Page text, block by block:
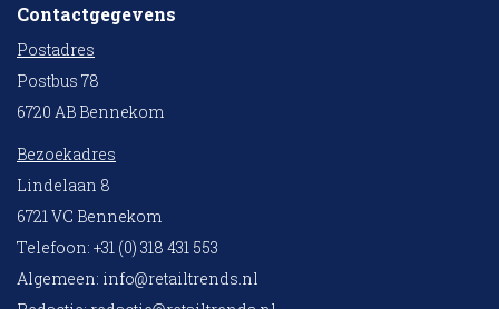
Contactgegevens
Postadres
Postbus 78
6720 AB Bennekom
Bezoekadres
Lindelaan 8
6721 VC Bennekom
Telefoon: +31 (0) 318 431 553
Algemeen: info@retailtrends.nl